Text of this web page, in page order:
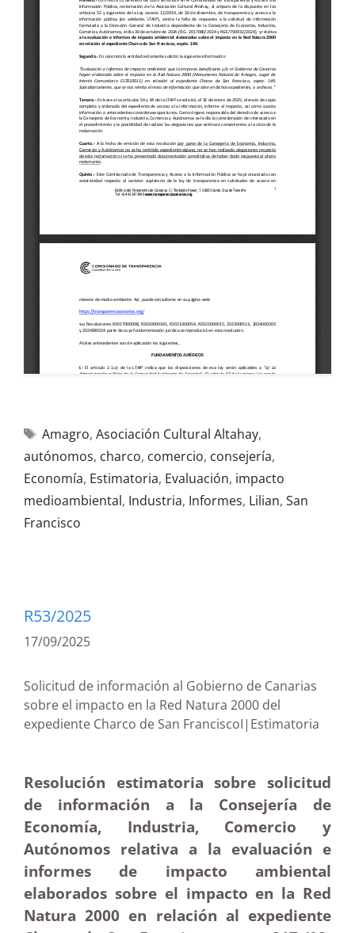
Amagro, Asociación Cultural Altahay,
autónomos, charco, comercio, consejería,
Economía, Estimatoria, Evaluación, impacto
medioambiental, Industria, Informes, Lilian, San
Francisco
R53/2025
17/09/2025
Solicitud de información al Gobierno de Canarias
sobre el impacto en la Red Natura 2000 del
expediente Charco de San FranciscoI|Estimatoria
Resolución estimatoria sobre solicitud
de información a la Consejería de
Economía, Industria, Comercio y
Autónomos relativa a la evaluación e
informes de impacto ambiental
elaborados sobre el impacto en la Red
Natura 2000 en relación al expediente